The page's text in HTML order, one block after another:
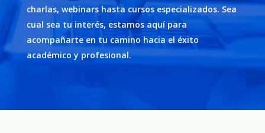
charlas, webinars hasta cursos especializados. Sea
cual sea tu interés, estamos aquí para
acompañarte en tu camino hacia el éxito
académico y profesional.